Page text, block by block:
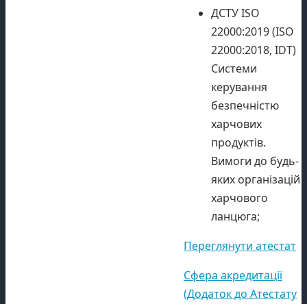
ДСТУ ISO
22000:2019 (ISO
22000:2018, IDT)
Системи
керування
безпечністю
харчових
продуктів.
Вимоги до будь-
яких організацій
харчового
ланцюга;
Переглянути атестат
Сфера акредитації
(Додаток до Атестату